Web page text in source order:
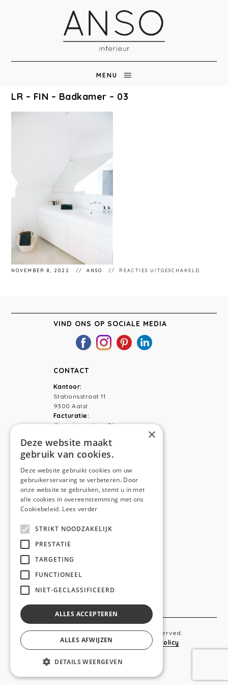
MENU
LR – FIN – Badkamer – 03
NOVEMBER 8, 2022 ANSO REACTIES UITGESCHAKELD
–
VIND ONS OP SOCIALE MEDIA
CONTACT
Kantoor:
Stationsstraat 11
9300 Aalst
Facturatie:
Capucienenlaan 31
Telefoon:0473 44 56 94
NAVIGATION
Home
Diensten
Realisaties
Copyright © 2019 Anso. All rights reserved.
Sitemap-Privacy Policy Cookie Policy
webdesigned by
×
Deze website maakt
gebruik van cookies.
Deze website gebruikt cookies om uw
gebruikerservaring te verbeteren. Door
onze website te gebruiken, stemt u in met
alle cookies in overeenstemming met ons
Cookiebeleid. Lees verder
STRIKT NOODZAKELIJK
PRESTATIE
TARGETING
FUNCTIONEEL
NIET-GECLASSIFICEERD
ALLES ACCEPTEREN
ALLES AFWIJZEN
DETAILS WEERGEVEN